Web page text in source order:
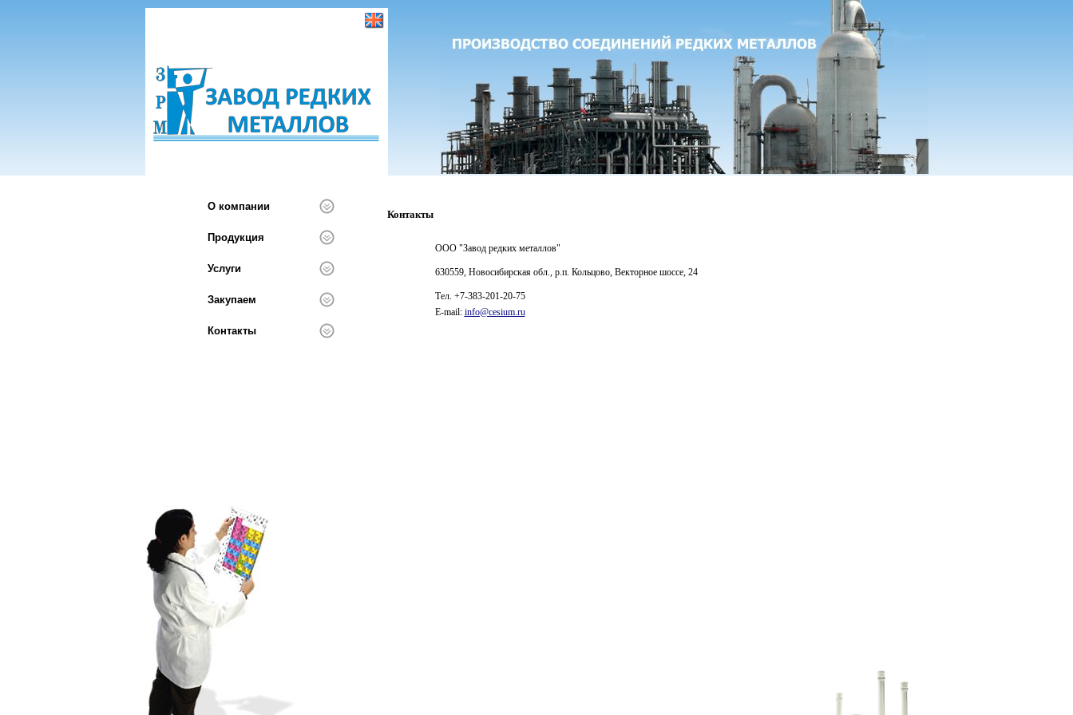
О компании
Продукция
Услуги
Закупаем
Контакты
Контакты
ООО "Завод редких металлов"
630559, Новосибирская обл., р.п. Кольцово, Векторное шоссе, 24
Тел. +7-383-201-20-75
E-mail: info@cesium.ru